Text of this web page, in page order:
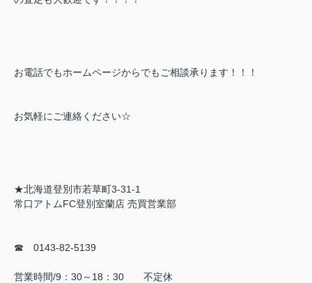
お電話でもホームページからでもご相談承ります！！！
お気軽にご連絡ください☆
★北海道登別市若草町3-31-1
常口アトムFC登別室蘭店 売買営業部
☎ 0143-82-5139
営業時間/9：30～18：30 不定休